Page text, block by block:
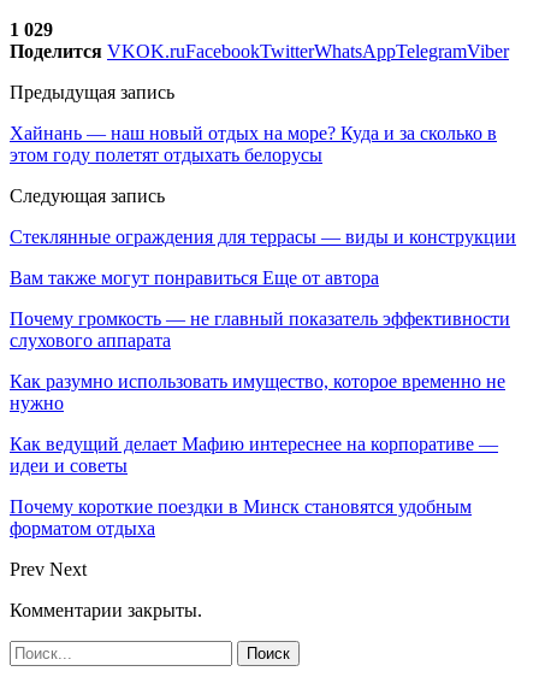
1 029
Поделится VKOK.ruFacebookTwitterWhatsAppTelegramViber
Предыдущая запись
Хайнань — наш новый отдых на море? Куда и за сколько в
этом году полетят отдыхать белорусы
Следующая запись
Стеклянные ограждения для террасы — виды и конструкции
Вам также могут понравиться Еще от автора
Почему громкость — не главный показатель эффективности
слухового аппарата
Как разумно использовать имущество, которое временно не
нужно
Как ведущий делает Мафию интереснее на корпоративе —
идеи и советы
Почему короткие поездки в Минск становятся удобным
форматом отдыха
Prev Next
Комментарии закрыты.